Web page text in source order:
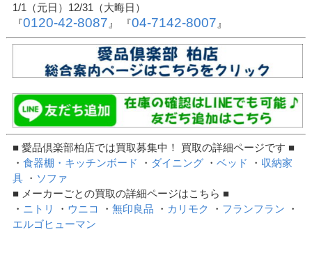
1/1（元日）12/31（大晦日）
『0120-42-8087 』 『04-7142-8007 』
■ 愛品倶楽部柏店では買取募集中！ 買取の詳細ページです ■
・食器棚・キッチンボード ・ ダイニング ・ベッド ・ 収納家
具 ・ ソファ
■ メーカーごとの買取の詳細ページはこちら ■
・ ニトリ ・ ウニコ ・無印良品 ・ カリモク ・ フランフラン ・
エルゴヒューマン